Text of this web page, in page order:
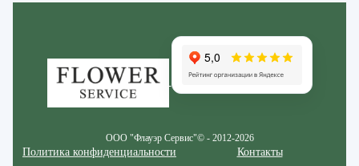
ООО "Флауэр Сервис"© - 2012-2026
Политика конфиденциальности
Контакты